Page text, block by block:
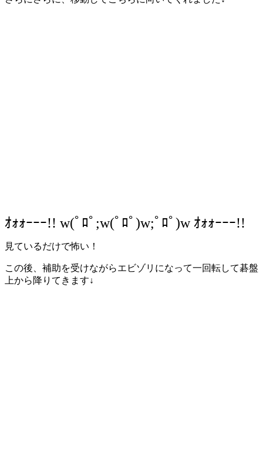
ｵｫｫｰｰｰ!! w(ﾟﾛﾟ;w(ﾟﾛﾟ)w;ﾟﾛﾟ)w ｵｫｫｰｰｰ!!
見ているだけで怖い！
この後、補助を受けながらエビゾリになって一回転して碁盤
上から降りてきます↓